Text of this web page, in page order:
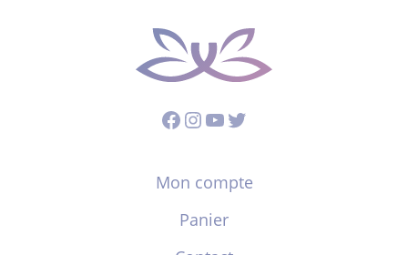
Facebook
Instagram
YouTube
Twitter
Mon compte
Panier